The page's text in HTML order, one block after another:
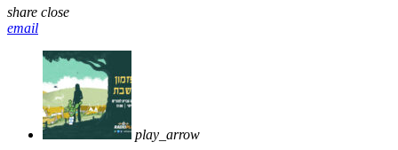
share close
email
play_arrow